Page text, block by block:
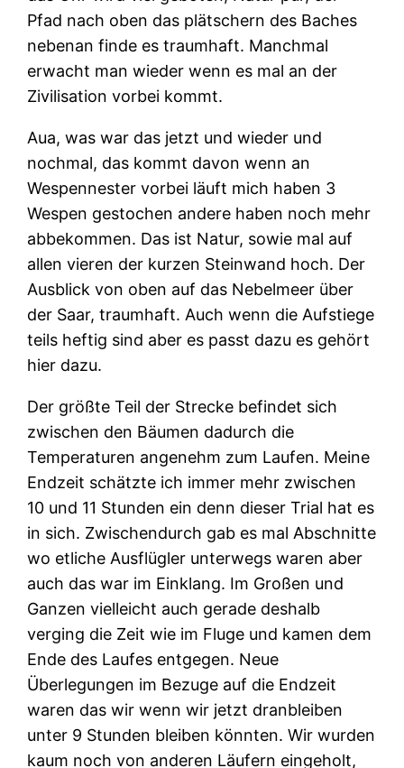
Pfad nach oben das plätschern des Baches
nebenan finde es traumhaft. Manchmal
erwacht man wieder wenn es mal an der
Zivilisation vorbei kommt.
Aua, was war das jetzt und wieder und
nochmal, das kommt davon wenn an
Wespennester vorbei läuft mich haben 3
Wespen gestochen andere haben noch mehr
abbekommen. Das ist Natur, sowie mal auf
allen vieren der kurzen Steinwand hoch. Der
Ausblick von oben auf das Nebelmeer über
der Saar, traumhaft. Auch wenn die Aufstiege
teils heftig sind aber es passt dazu es gehört
hier dazu.
Der größte Teil der Strecke befindet sich
zwischen den Bäumen dadurch die
Temperaturen angenehm zum Laufen. Meine
Endzeit schätzte ich immer mehr zwischen
10 und 11 Stunden ein denn dieser Trial hat es
in sich. Zwischendurch gab es mal Abschnitte
wo etliche Ausflügler unterwegs waren aber
auch das war im Einklang. Im Großen und
Ganzen vielleicht auch gerade deshalb
verging die Zeit wie im Fluge und kamen dem
Ende des Laufes entgegen. Neue
Überlegungen im Bezuge auf die Endzeit
waren das wir wenn wir jetzt dranbleiben
unter 9 Stunden bleiben könnten. Wir wurden
kaum noch von anderen Läufern eingeholt,